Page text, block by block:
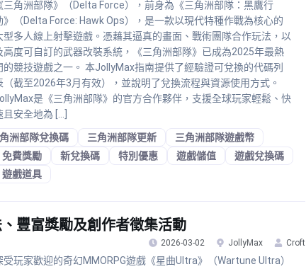
三角洲部隊》（Delta Force），前身為《三角洲部隊：黑鷹行
》（Delta Force: Hawk Ops），是一款以現代特種作戰為核心的
型多人線上射擊遊戲。憑藉其逼真的畫面、戰術團隊合作玩法，以
高度可自訂的武器改裝系統，《三角洲部隊》已成為2025年最熱
的競技遊戲之一。 本JollyMax指南提供了經驗證可兌換的代碼列
（截至2026年3月有效），並說明了兌換流程與資源使用方式。
是《三角洲部隊》的官方合作夥伴，支援全球玩家輕鬆、快
且安全地為 […]
洲部隊兌換碼 三角洲部隊更新
三角洲部隊遊戲幣
免費獎勵 新兌換碼 特別優惠 遊戲儲值
遊戲兌換碼
遊戲道具
豐富獎勵及創作者徵集活動
2026-03-02 JollyMax Croft
受玩家歡迎的奇幻MMORPG遊戲《星曲Ultra》（Wartune Ultra）